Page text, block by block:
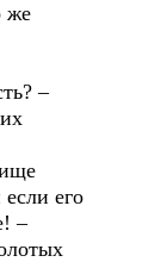
же
–
его
–